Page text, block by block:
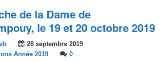
de la Dame de
le 19 et 20 octobre 2019
28 septembre 2019
Année 2019
0